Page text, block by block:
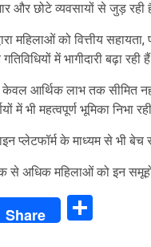
और छोटे व्यवसायों से जुड़ रही
महिलाओं को वित्तीय
में भागीदारी बढ़ा रही
आर्थिक लाभ तक सीमित
में भी महत्वपूर्ण भूमिका निभा
प्लेटफॉर्म के माध्यम से भी
से अधिक महिलाओं को इन
Share